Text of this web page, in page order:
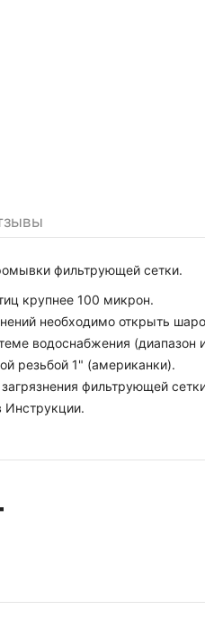
фильтрующей сетки.
крупнее 100 микрон.
необходимо открыть
водоснабжения (диапазон
резьбой 1" (американки).
фильтрующей
Инструкции.